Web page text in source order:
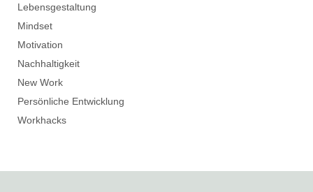
Lebensgestaltung
Mindset
Motivation
Nachhaltigkeit
New Work
Persönliche Entwicklung
Workhacks